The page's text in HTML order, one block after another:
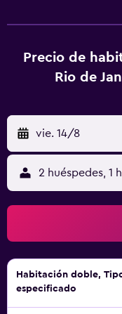
Precio de
Rio de
vie. 14/8
2 huéspedes, 1
Habitación doble,
especificado